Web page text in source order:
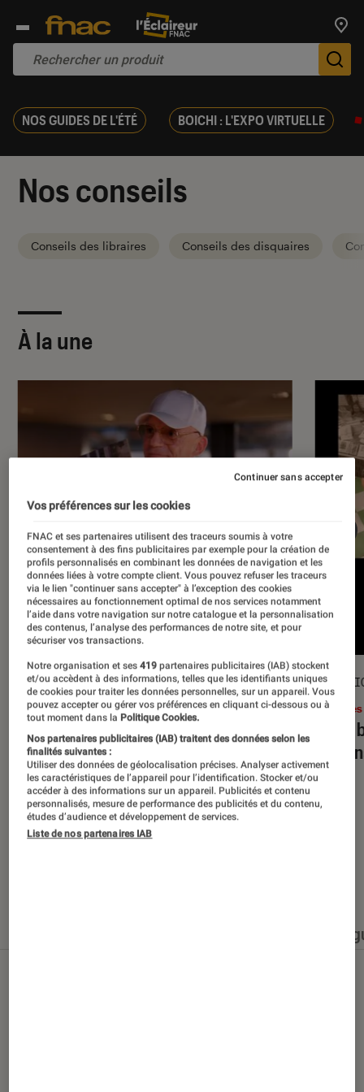
NOS GUIDES DE L'ÉTÉ BOICHI : L'EXPO VIRTUELLE
Nos conseils
Conseils des libraires Conseils des disquaires
À la une
Dans la bulle… avec Gaëtan Roussel
ACTU
Musique • 17 juil. 2026 Livres
Sélections et
Vos préférences sur les cookies
FNAC et ses partenaires utilisent des traceurs soumis à votre
consentement à des fins publicitaires par exemple pour la création de
profils personnalisés en combinant les données de navigation et les
données liées à votre compte client. Vous pouvez refuser les traceurs
via le lien "continuer sans accepter" à l’exception des cookies
nécessaires au fonctionnement optimal de nos services notamment
l’aide dans votre navigation sur notre catalogue et la personnalisation
des contenus, l’analyse des performances de notre site, et pour
sécuriser vos transactions.
Notre organisation et ses419 partenaires publicitaires (IAB) stockent
et/ou accèdent à des informations, telles que les identifiants uniques
de cookies pour traiter les données personnelles, sur un appareil. Vous
pouvez accepter ou gérer vos préférences en cliquant ci-dessous ou à
tout moment dans la Politique Cookies.
Nos partenaires publicitaires (IAB) traitent des données selon les
finalités suivantes :
Utiliser des données de géolocalisation précises. Analyser activement
les caractéristiques de l’appareil pour l’identification. Stocker et/ou
accéder à des informations sur un appareil. Publicités et contenu
personnalisés, mesure de performance des publicités et du contenu,
études d’audience et développement de services.
Liste de nos partenaires IAB
Continuer sans accepter